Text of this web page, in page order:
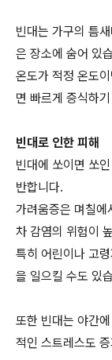
빈대는 가구의 틈
은 장소에 숨어 있
온도가 적정 온도
면 빠르게 증식하
빈대로 인한 피해
빈대에 쏘이면 쏘
반합니다.
가려움증은 며칠
차 감염의 위험이
특히 어린이나 고
을 일으킬 수도 있
또한 빈대는 야간
적인 스트레스도